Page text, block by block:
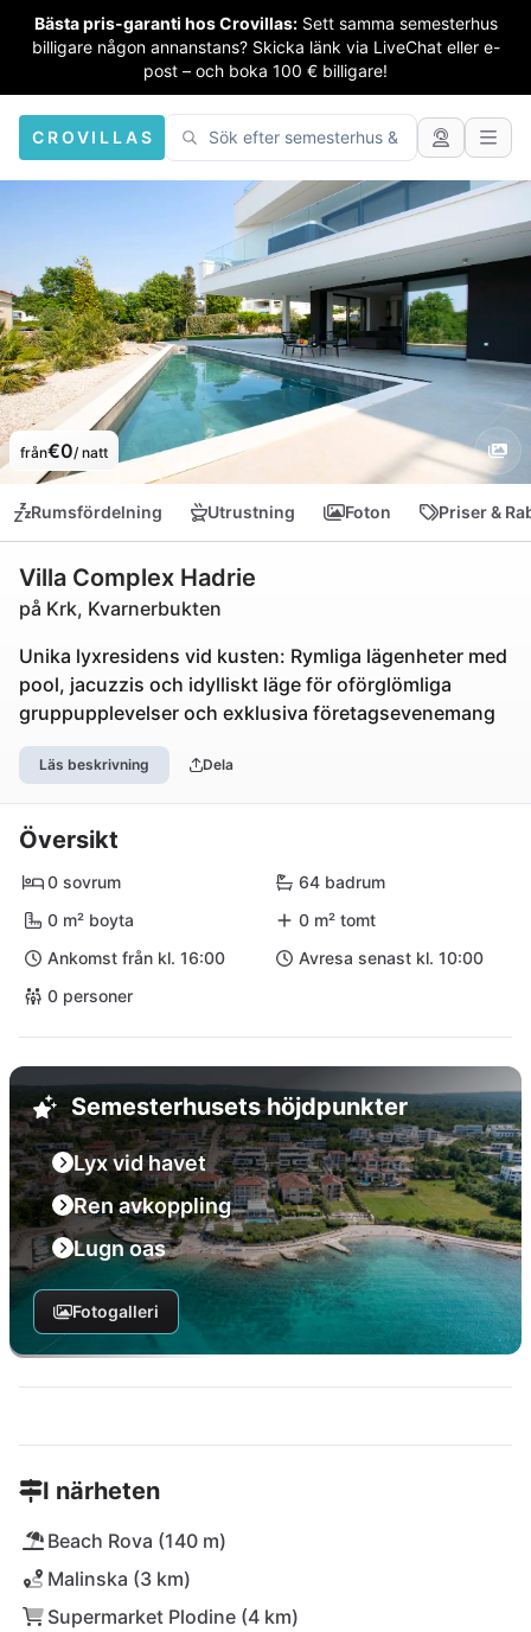
Bästa pris-garanti hos Crovillas: Sett samma semesterhus
billigare någon annanstans? Skicka länk via LiveChat eller e-
post – och boka 100 € billigare!
CROVILLAS
från€0/ natt
Rumsfördelning Utrustning Foton Priser &
Villa Complex Hadrie
på Krk, Kvarnerbukten
Unika lyxresidens vid kusten: Rymliga lägenheter med
pool, jacuzzis och idylliskt läge för oförglömliga
gruppupplevelser och exklusiva företagsevenemang
Läs beskrivning Dela
Översikt
0 sovrum
64 badrum
0 m² boyta
0 m² tomt
Ankomst från kl. 16:00
Avresa senast kl. 10:00
0 personer
Semesterhusets höjdpunkter
Lyx vid havet
Ren avkoppling
Lugn oas
Fotogalleri
I närheten
Beach Rova (140 m)
Malinska (3 km)
Supermarket Plodine (4 km)